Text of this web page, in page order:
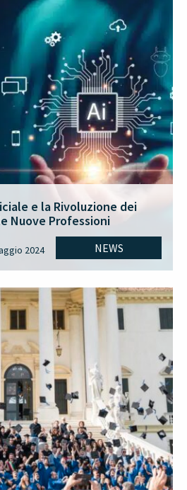
e la Rivoluzione dei
Nuove Professioni
NEWS
2024